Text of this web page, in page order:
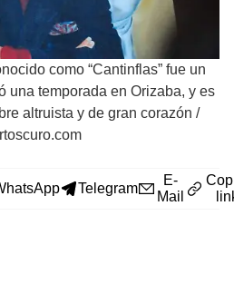
como “Cantinflas” fue un
una temporada en Orizaba, y es
altruista y de gran corazón /
Telegram
E-
Mail